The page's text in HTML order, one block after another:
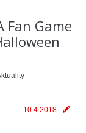
Fan Game
10.4.2018